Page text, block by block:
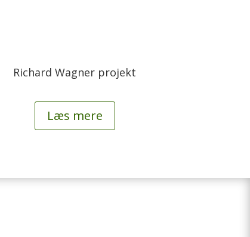
Richard Wagner projekt
Læs mere